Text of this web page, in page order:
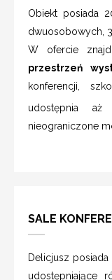
Obiekt posiada
dwuosobowych,
W ofercie
przestrzeń
konferencji,
udostępnia
nieograniczone
SALE
Delicjusz
udostępniające